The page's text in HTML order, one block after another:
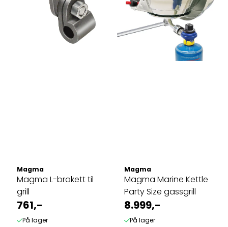
Magma
Magma L-brakett til
grill
761,-
På lager
Magma
Magma Marine Kettle
Party Size gassgrill
8.999,-
På lager